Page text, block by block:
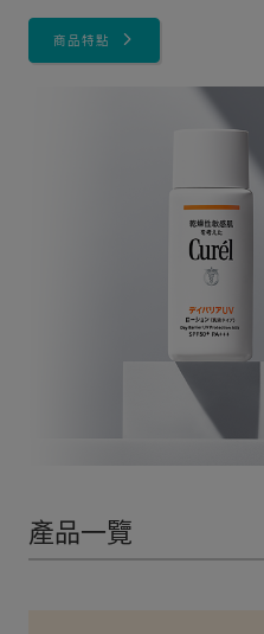
商品特點
產品一覽